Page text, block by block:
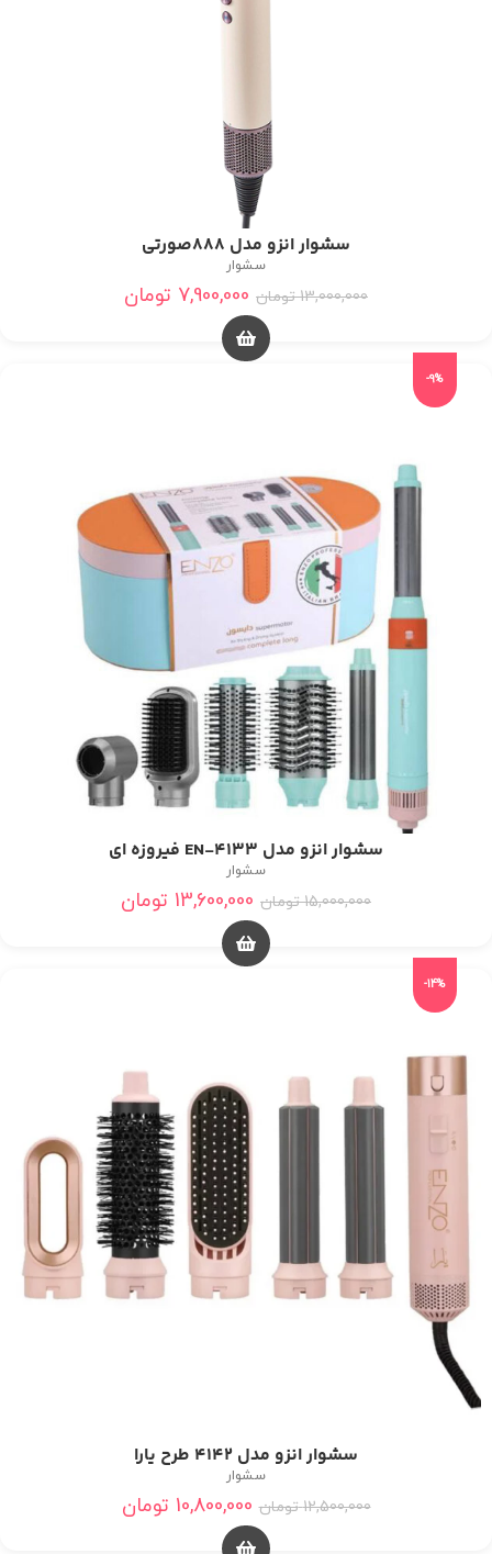
سشوار انزو مدل 888صورتی
سشوار
13,000,000 تومان 7,900,000 تومان
-9%
سشوار انزو مدل EN-4133 فیروزه ای
سشوار
15,000,000 تومان 13,600,000 تومان
-14%
سشوار انزو مدل 4142 طرح یارا
سشوار
12,500,000 تومان 10,800,000 تومان